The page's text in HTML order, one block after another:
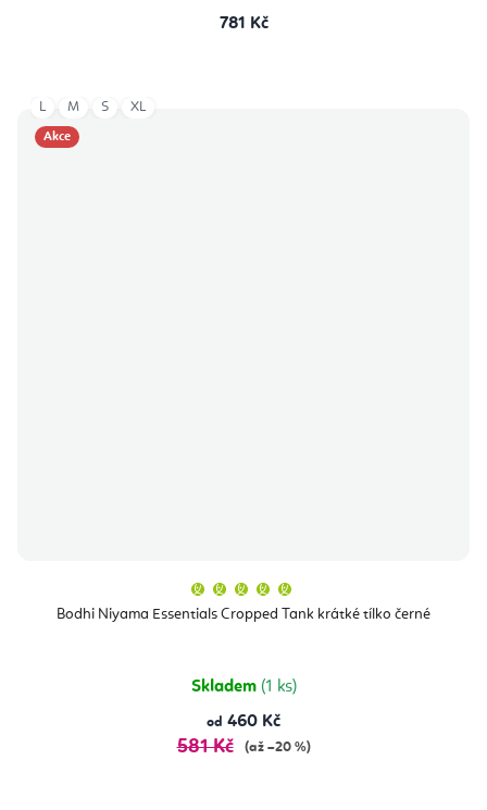
781 Kč
Akce
Bodhi Niyama Essentials Cropped Tank krátké tílko černé
produktu
je
Skladem (1 ks)
od 460 Kč
581 Kč (až –20 %)
L M S XL